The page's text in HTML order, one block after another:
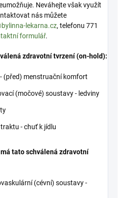
Neváhejte však využít
nás můžete
lekarna.cz, telefonu 771
formulář.
zdravotní tvrzení (on-hold):
(před) menstruační komfort
(močové) soustavy - ledviny
- chuť k jídlu
tato schválená zdravotní
(cévní) soustavy -